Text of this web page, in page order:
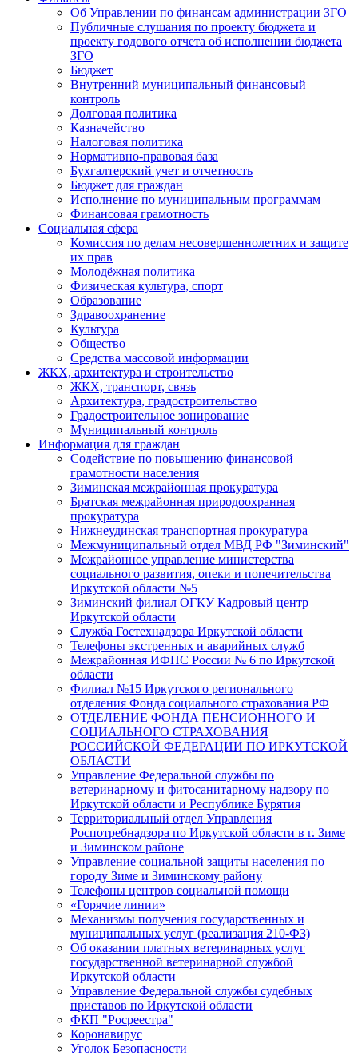
Об Управлении по финансам администрации ЗГО
Публичные слушания по проекту бюджета и
проекту годового отчета об исполнении бюджета
ЗГО
Бюджет
Внутренний муниципальный финансовый
контроль
Долговая политика
Казначейство
Налоговая политика
Нормативно-правовая база
Бухгалтерский учет и отчетность
Бюджет для граждан
Исполнение по муниципальным программам
Финансовая грамотность
Социальная сфера
Комиссия по делам несовершеннолетних и защите
их прав
Молодёжная политика
Физическая культура, спорт
Образование
Здравоохранение
Культура
Общество
Средства массовой информации
ЖКХ, архитектура и строительство
ЖКХ, транспорт, связь
Архитектура, градостроительство
Градостроительное зонирование
Муниципальный контроль
Информация для граждан
Содействие по повышению финансовой
грамотности населения
Зиминская межрайонная прокуратура
Братская межрайонная природоохранная
прокуратура
Нижнеудинская транспортная прокуратура
Межмуниципальный отдел МВД РФ "Зиминский"
Межрайонное управление министерства
социального развития, опеки и попечительства
Иркутской области №5
Зиминский филиал ОГКУ Кадровый центр
Иркутской области
Служба Гостехнадзора Иркутской области
Телефоны экстренных и аварийных служб
Межрайонная ИФНС России № 6 по Иркутской
области
Филиал №15 Иркутского регионального
отделения Фонда социального страхования РФ
ОТДЕЛЕНИЕ ФОНДА ПЕНСИОННОГО И
СОЦИАЛЬНОГО СТРАХОВАНИЯ
РОССИЙСКОЙ ФЕДЕРАЦИИ ПО ИРКУТСКОЙ
ОБЛАСТИ
Управление Федеральной службы по
ветеринарному и фитосанитарному надзору по
Иркутской области и Республике Бурятия
Территориальный отдел Управления
Роспотребнадзора по Иркутской области в г. Зиме
и Зиминском районе
Управление социальной защиты населения по
городу Зиме и Зиминскому району
Телефоны центров социальной помощи
«Горячие линии»
Механизмы получения государственных и
муниципальных услуг (реализация 210-ФЗ)
Об оказании платных ветеринарных услуг
государственной ветеринарной службой
Иркутской области
Управление Федеральной службы судебных
приставов по Иркутской области
ФКП "Росреестра"
Коронавирус
Уголок Безопасности